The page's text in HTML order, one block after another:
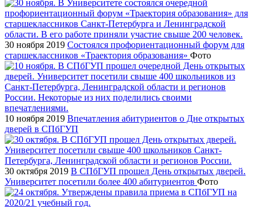
30 ноября 2019 Состоялся профориентационный форум для
старшеклассников «Траектория образования» Фото
10 ноября 2019 Впечатления абитуриентов о Дне открытых
дверей в СПбГУП
30 октября 2019 В СПбГУП прошел День открытых дверей.
Университет посетили более 400 абитуриентов Фото